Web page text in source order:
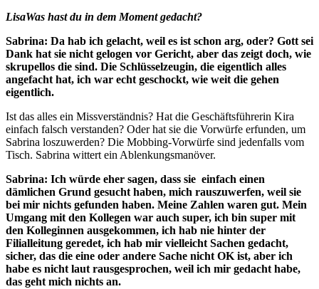
LisaWas hast du in dem Moment gedacht?
Sabrina: Da hab ich gelacht, weil es ist schon arg, oder? Gott sei
Dank hat sie nicht gelogen vor Gericht, aber das zeigt doch, wie
skrupellos die sind. Die Schlüsselzeugin, die eigentlich alles
angefacht hat, ich war echt geschockt, wie weit die gehen
eigentlich.
Ist das alles ein Missverständnis? Hat die Geschäftsführerin Kira
einfach falsch verstanden? Oder hat sie die Vorwürfe erfunden, um
Sabrina loszuwerden? Die Mobbing-Vorwürfe sind jedenfalls vom
Tisch. Sabrina wittert ein Ablenkungsmanöver.
Sabrina: Ich würde eher sagen, dass sie einfach einen
dämlichen Grund gesucht haben, mich rauszuwerfen, weil sie
bei mir nichts gefunden haben. Meine Zahlen waren gut. Mein
Umgang mit den Kollegen war auch super, ich bin super mit
den Kolleginnen ausgekommen, ich hab nie hinter der
Filialleitung geredet, ich hab mir vielleicht Sachen gedacht,
sicher, das die eine oder andere Sache nicht OK ist, aber ich
habe es nicht laut rausgesprochen, weil ich mir gedacht habe,
das geht mich nichts an.